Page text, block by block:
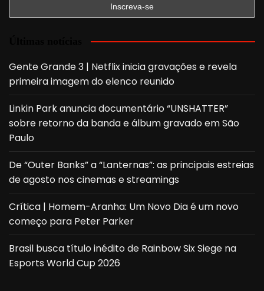
Gente Grande 3 | Netflix inicia gravações e revela
primeira imagem do elenco reunido
Linkin Park anuncia documentário “UNSHATTER”
sobre retorno da banda e álbum gravado em São
Paulo
De “Outer Banks” a “Lanternas”: as principais estreias
de agosto nos cinemas e streamings
Crítica | Homem-Aranha: Um Novo Dia é um novo
começo para Peter Parker
Brasil busca título inédito de Rainbow Six Siege na
Esports World Cup 2026